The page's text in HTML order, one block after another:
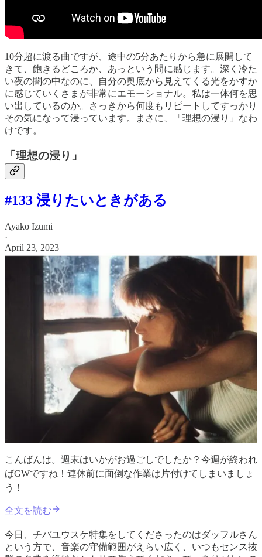
10分超に渡る曲ですが、途中の5分あたりから急に展開して
きて、飽きるどころか、あっという間に感じます。深く冷た
い夜の闇の中なのに、自分の奥底から見えてくる光をかすか
に感じていくさまが非常にエモーショナル。私は一体何を思
い出しているのか。さっきから何度もリピートしてすっかり
その気になって浸っています。まさに、「理想の浸り」なわ
けです。
「理想の浸り」
#133 浸りたいときがある
Ayako Izumi
·
April 23, 2023
こんばんは。週末はいかがお過ごしでしたか？今週が終われ
ばGWですね！連休前に面倒な作業は片付けてしまいましょ
う！
全文を読む
今日、チバユウスケ特集をしてくださったのはダッフルさん
という方で、音楽の守備範囲がえらい広く、いつもセンス抜